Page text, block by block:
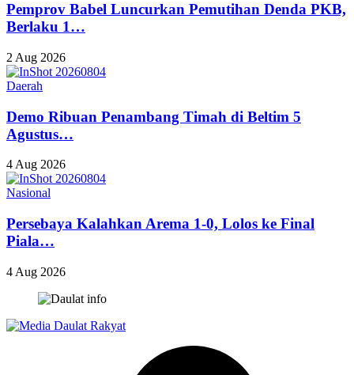
Pemprov Babel Luncurkan Pemutihan Denda PKB,
Berlaku 1…
2 Aug 2026
Daerah
Demo Ribuan Penambang Timah di Beltim 5
Agustus…
4 Aug 2026
Nasional
Persebaya Kalahkan Arema 1-0, Lolos ke Final
Piala…
4 Aug 2026